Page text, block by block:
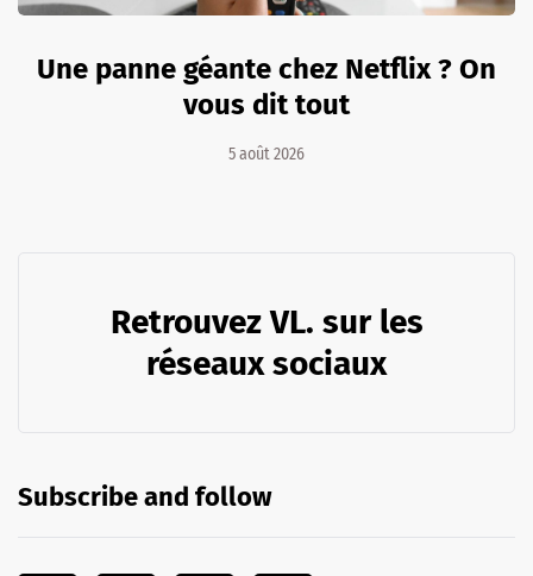
Une panne géante chez Netflix ? On
vous dit tout
5 août 2026
Retrouvez VL. sur les
réseaux sociaux
Subscribe and follow